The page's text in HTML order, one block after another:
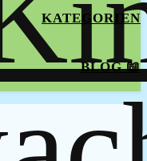
KATEGORIEN
BLOG 📖